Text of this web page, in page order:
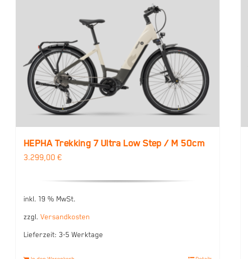
HEPHA Trekking 7 Ultra Low Step / M 50cm
3.299,00 €
inkl. 19 % MwSt.
zzgl. Versandkosten
Lieferzeit: 3-5 Werktage